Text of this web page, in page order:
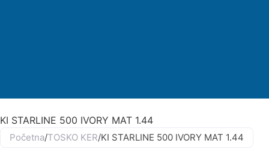
KI STARLINE 500 IVORY MAT 1.44
Početna/TOSKO KER/KI STARLINE 500 IVORY MAT 1.44